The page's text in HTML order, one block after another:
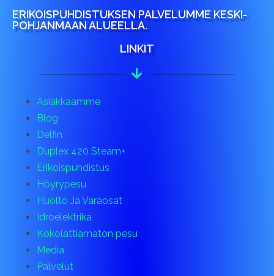
ERIKOISPUHDISTUKSEN PALVELUMME KESKI-
POHJANMAAN ALUEELLA.
LINKIT
Asiakkaamme
Blog
Delfin
Duplex 420 Steam+
Erikoispuhdistus
Höyrypesu
Huolto Ja Varaosat
Idroelektrika
Kokolattiamaton pesu
Media
Palvelut